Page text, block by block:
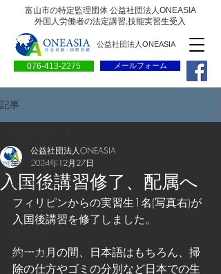
富山市の特定監理団体 公益社団法人ONEASIA
外国人労働者の法定講習,技能実習生受入
076-413-2275
公益社団法人ONEASIA
メールフォーム
記事
全ての記事
会員専用ページ
一般の方向けブログ
求職情報
入国後講習修了、配属へ
公益社団法人ONEASIA
2024年12月27日
フィリピンからの実習生1名(写真右)が
入国後講習を修了しました。
約一カ月の間、日本語はもちろん、掃
除の仕方やゴミの分別など日本での生